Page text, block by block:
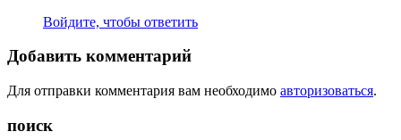
Войдите, чтобы ответить
Добавить комментарий
Для отправки комментария вам необходимо авторизоваться.
поиск